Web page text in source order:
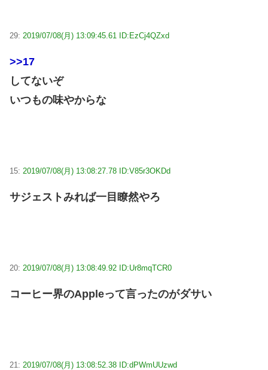
29: 2019/07/08(月) 13:09:45.61 ID:EzCj4QZxd
>>17
してないぞ
いつもの味やからな
15: 2019/07/08(月) 13:08:27.78 ID:V85r3OKDd
サジェストみれば一目瞭然やろ
20: 2019/07/08(月) 13:08:49.92 ID:Ur8mqTCR0
コーヒー界のAppleって言ったのがダサい
21: 2019/07/08(月) 13:08:52.38 ID:dPWmUUzwd